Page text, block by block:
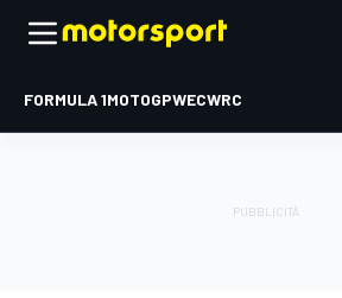
FORMULA 1MOTOGPWECWRC